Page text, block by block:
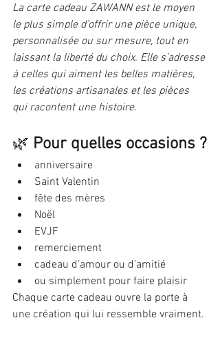
La carte cadeau ZAWANN est le moyen
le plus simple d’offrir une pièce unique,
personnalisée ou sur mesure, tout en
laissant la liberté du choix. Elle s’adresse
à celles qui aiment les belles matières,
les créations artisanales et les pièces
qui racontent une histoire.
🌿 Pour quelles occasions ?
anniversaire
Saint Valentin
fête des mères
Noël
EVJF
remerciement
cadeau d’amour ou d’amitié
ou simplement pour faire plaisir
Chaque carte cadeau ouvre la porte à
une création qui lui ressemble vraiment.